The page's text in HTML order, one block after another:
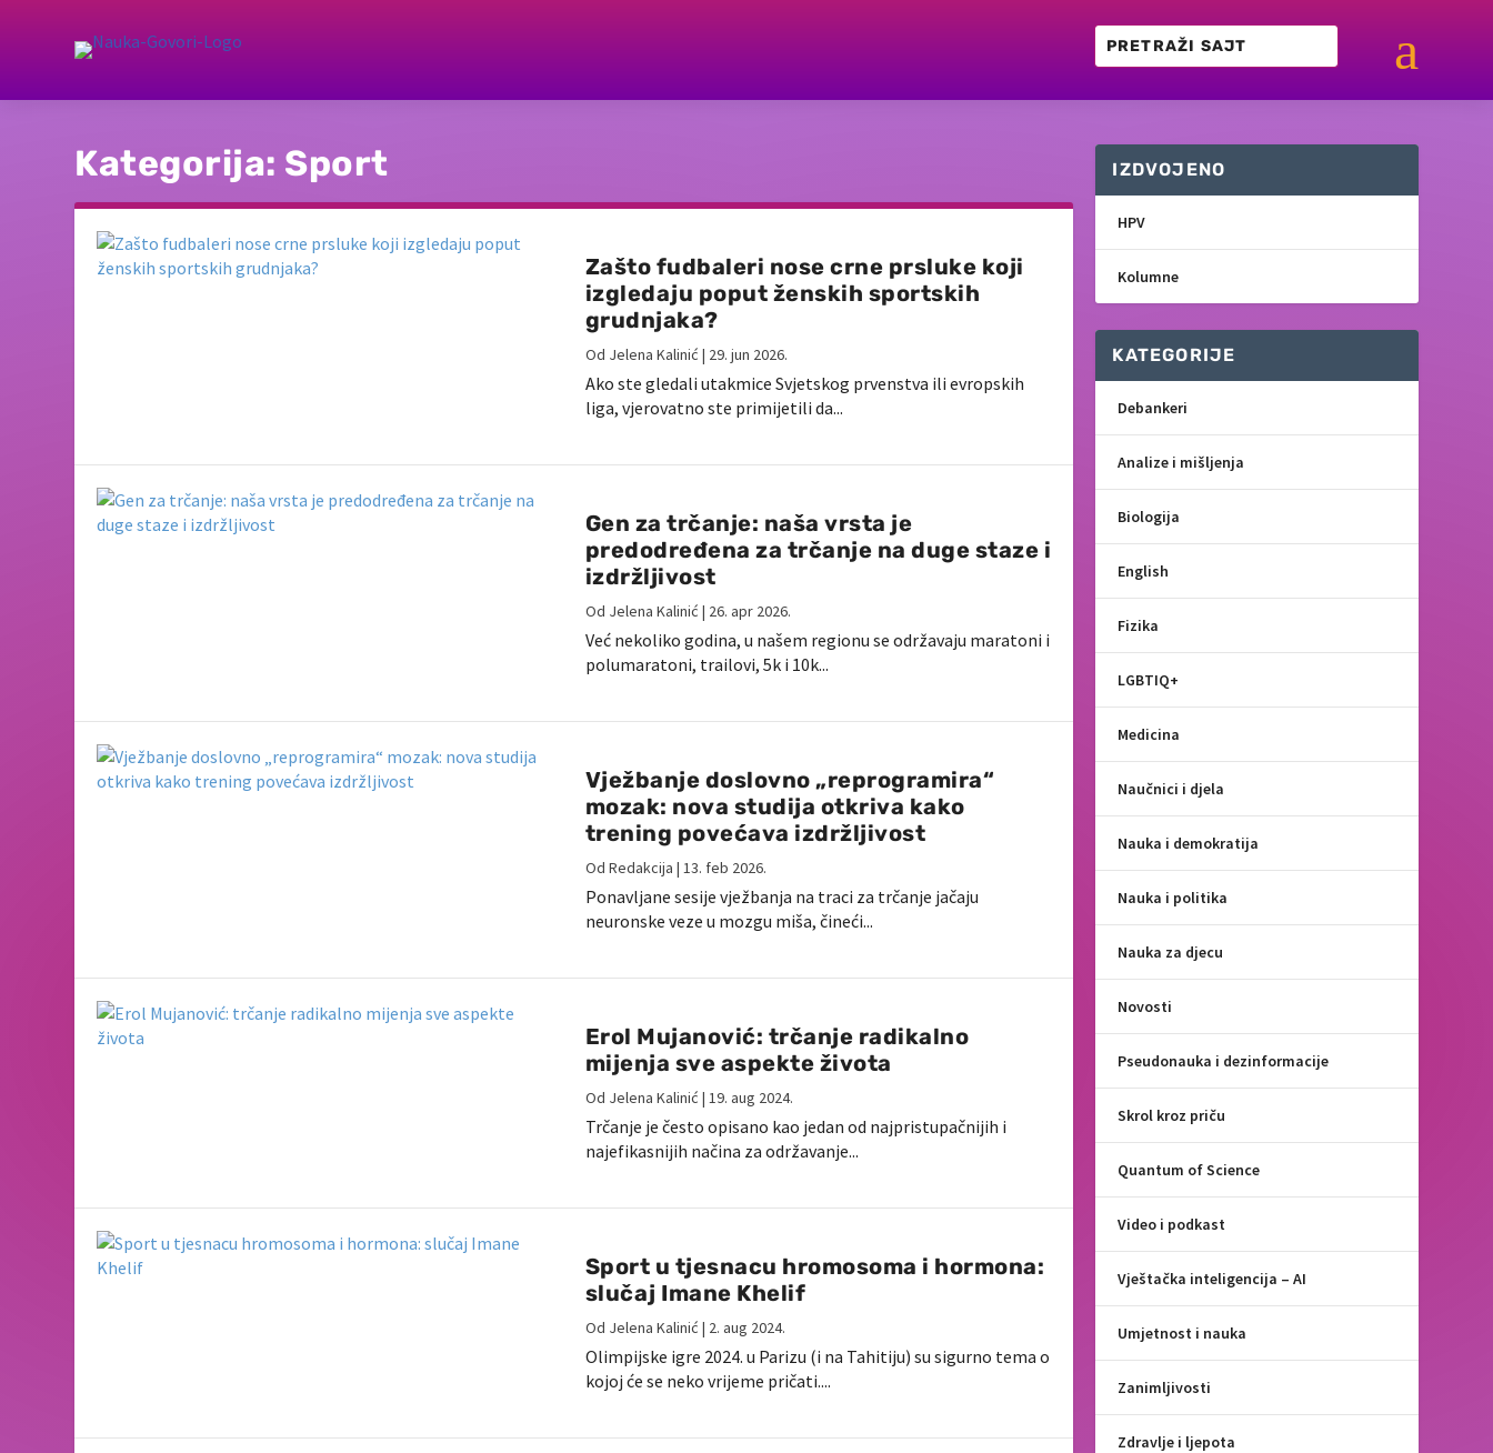
a
Kategorija: Sport
Zašto fudbaleri nose crne prsluke koji
izgledaju poput ženskih sportskih
grudnjaka?
Od Jelena Kalinić | 29. jun 2026.
Ako ste gledali utakmice Svjetskog prvenstva ili evropskih
liga, vjerovatno ste primijetili da...
Gen za trčanje: naša vrsta je
predodređena za trčanje na duge staze i
izdržljivost
Od Jelena Kalinić | 26. apr 2026.
Već nekoliko godina, u našem regionu se održavaju maratoni i
polumaratoni, trailovi, 5k i 10k...
Vježbanje doslovno „reprogramira“
mozak: nova studija otkriva kako
trening povećava izdržljivost
Od Redakcija | 13. feb 2026.
Ponavljane sesije vježbanja na traci za trčanje jačaju
neuronske veze u mozgu miša, čineći...
Erol Mujanović: trčanje radikalno
mijenja sve aspekte života
Od Jelena Kalinić | 19. aug 2024.
Trčanje je često opisano kao jedan od najpristupačnijih i
najefikasnijih načina za održavanje...
Sport u tjesnacu hromosoma i hormona:
slučaj Imane Khelif
Od Jelena Kalinić | 2. aug 2024.
Olimpijske igre 2024. u Parizu (i na Tahitiju) su sigurno tema o
kojoj će se neko vrijeme pričati....
IZDVOJENO
HPV
Kolumne
KATEGORIJE
Debankeri
Analize i mišljenja
Biologija
English
Fizika
LGBTIQ+
Medicina
Naučnici i djela
Nauka i demokratija
Nauka i politika
Nauka za djecu
Novosti
Pseudonauka i dezinformacije
Skrol kroz priču
Quantum of Science
Video i podkast
Vještačka inteligencija – AI
Umjetnost i nauka
Zanimljivosti
Zdravlje i ljepota